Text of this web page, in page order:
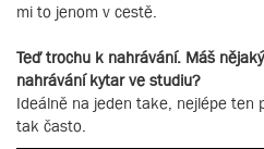
mi to jenom v cestě.
Teď trochu k nahrávání. Máš
nahrávání kytar ve studiu?
Ideálně na jeden take, nejlépe ten
tak často.